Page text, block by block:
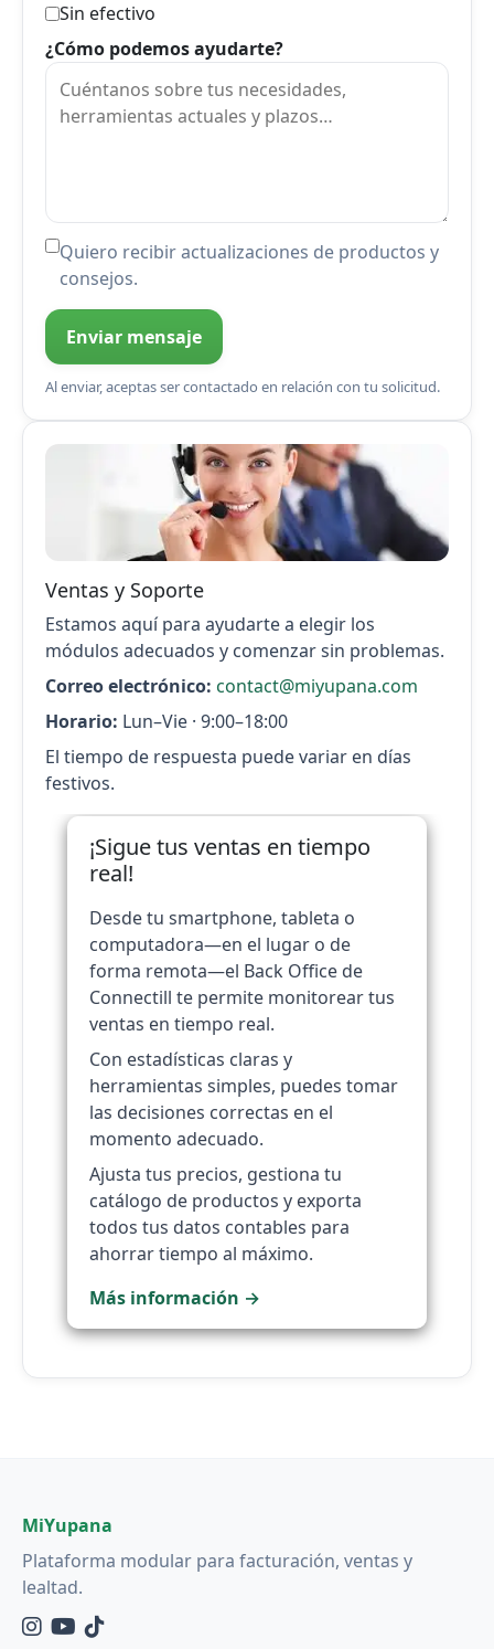
Sin efectivo
¿Cómo podemos ayudarte?
Quiero recibir actualizaciones de productos y
consejos.
Enviar mensaje
Al enviar, aceptas ser contactado en relación con tu solicitud.
Ventas y Soporte
Estamos aquí para ayudarte a elegir los
módulos adecuados y comenzar sin problemas.
Correo electrónico: contact@miyupana.com
Horario: Lun–Vie · 9:00–18:00
El tiempo de respuesta puede variar en días
festivos.
¡Sigue tus ventas en tiempo
real!
Desde tu smartphone, tableta o
computadora—en el lugar o de
forma remota—el Back Office de
Connectill te permite monitorear tus
ventas en tiempo real.
Con estadísticas claras y
herramientas simples, puedes tomar
las decisiones correctas en el
momento adecuado.
Ajusta tus precios, gestiona tu
catálogo de productos y exporta
todos tus datos contables para
ahorrar tiempo al máximo.
Más información →
MiYupana
Plataforma modular para facturación, ventas y
lealtad.
Instagram
YouTube
TikTok